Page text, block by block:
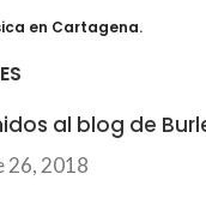
en Cartagena.
al blog de
26, 2018